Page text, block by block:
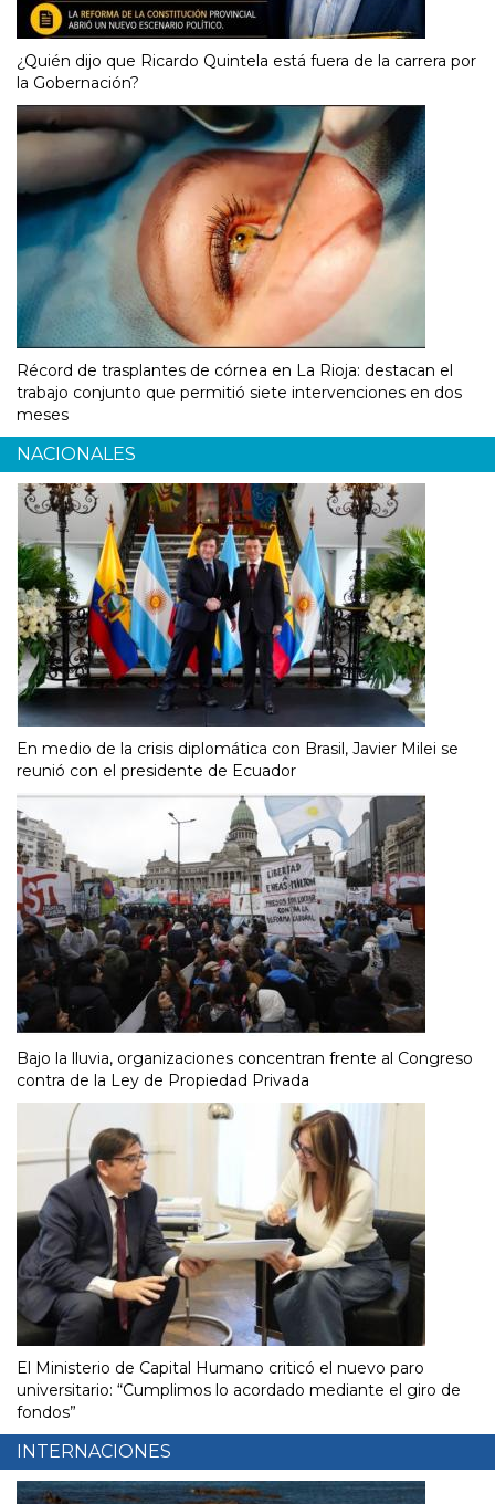
¿Quién dijo que Ricardo Quintela está fuera de la carrera por
la Gobernación?
Récord de trasplantes de córnea en La Rioja: destacan el
trabajo conjunto que permitió siete intervenciones en dos
meses
NACIONALES
En medio de la crisis diplomática con Brasil, Javier Milei se
reunió con el presidente de Ecuador
Bajo la lluvia, organizaciones concentran frente al Congreso
contra de la Ley de Propiedad Privada
El Ministerio de Capital Humano criticó el nuevo paro
universitario: “Cumplimos lo acordado mediante el giro de
fondos”
INTERNACIONES